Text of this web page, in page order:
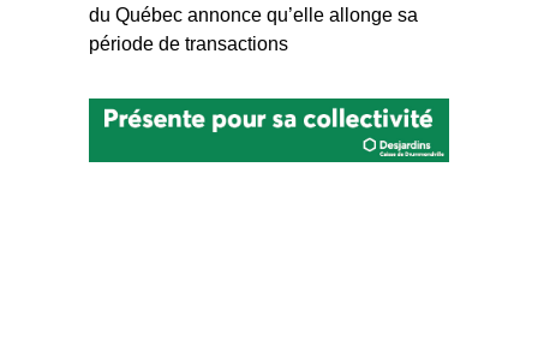
du Québec annonce qu’elle allonge sa
période de transactions